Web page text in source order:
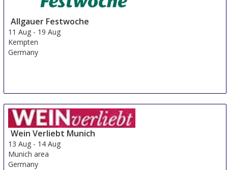
Allgauer Festwoche
11 Aug - 19 Aug
Kempten
Germany
Wein Verliebt Munich
13 Aug - 14 Aug
Munich area
Germany